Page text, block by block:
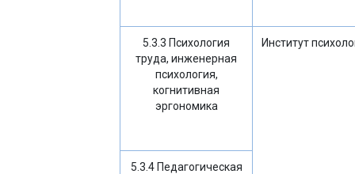
5.3.3 Психология
труда, инженерная
психология,
когнитивная
эргономика
Институт
5.3.4 Педагогическая